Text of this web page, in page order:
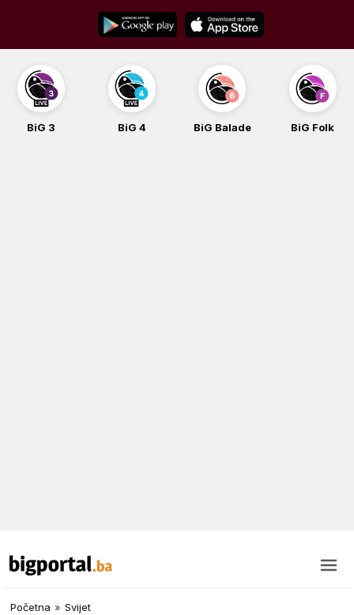
content
BiG 3 BiG 4 BiG Balade BiG Folk
Početna » Svijet